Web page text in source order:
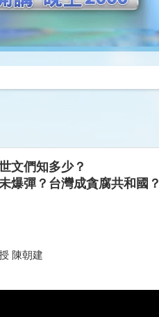
文們知多少？
爆彈？台灣成貪腐共和國？
陳朝建